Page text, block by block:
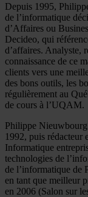
Depuis 1995,
de l’informatique
d’Affaires ou
Decideo, qui
d’affaires. Analyste,
connaissance de ce
clients vers une
des bons outils, les
régulièrement au
de cours à l’UQAM.
Philippe
1992, puis rédacteur
Informatique
technologies de
de l’informatique de
en tant que meilleur
en 2006 (Salon sur